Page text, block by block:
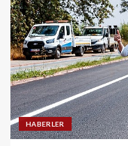
HABERLER